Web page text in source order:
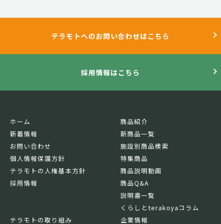
テラモトへのお問い合わせはこちら
採用情報はこちら
ホーム
新着情報
お問い合わせ
個人情報保護方針
テラモトの人権基本方針
採用情報
商品紹介
新商品一覧
施設別商品検索
特集商品
商品説明動画
商品Q&A
説明書一覧
くらしとterakoyaコラム
テラモトの取り組み
企業情報